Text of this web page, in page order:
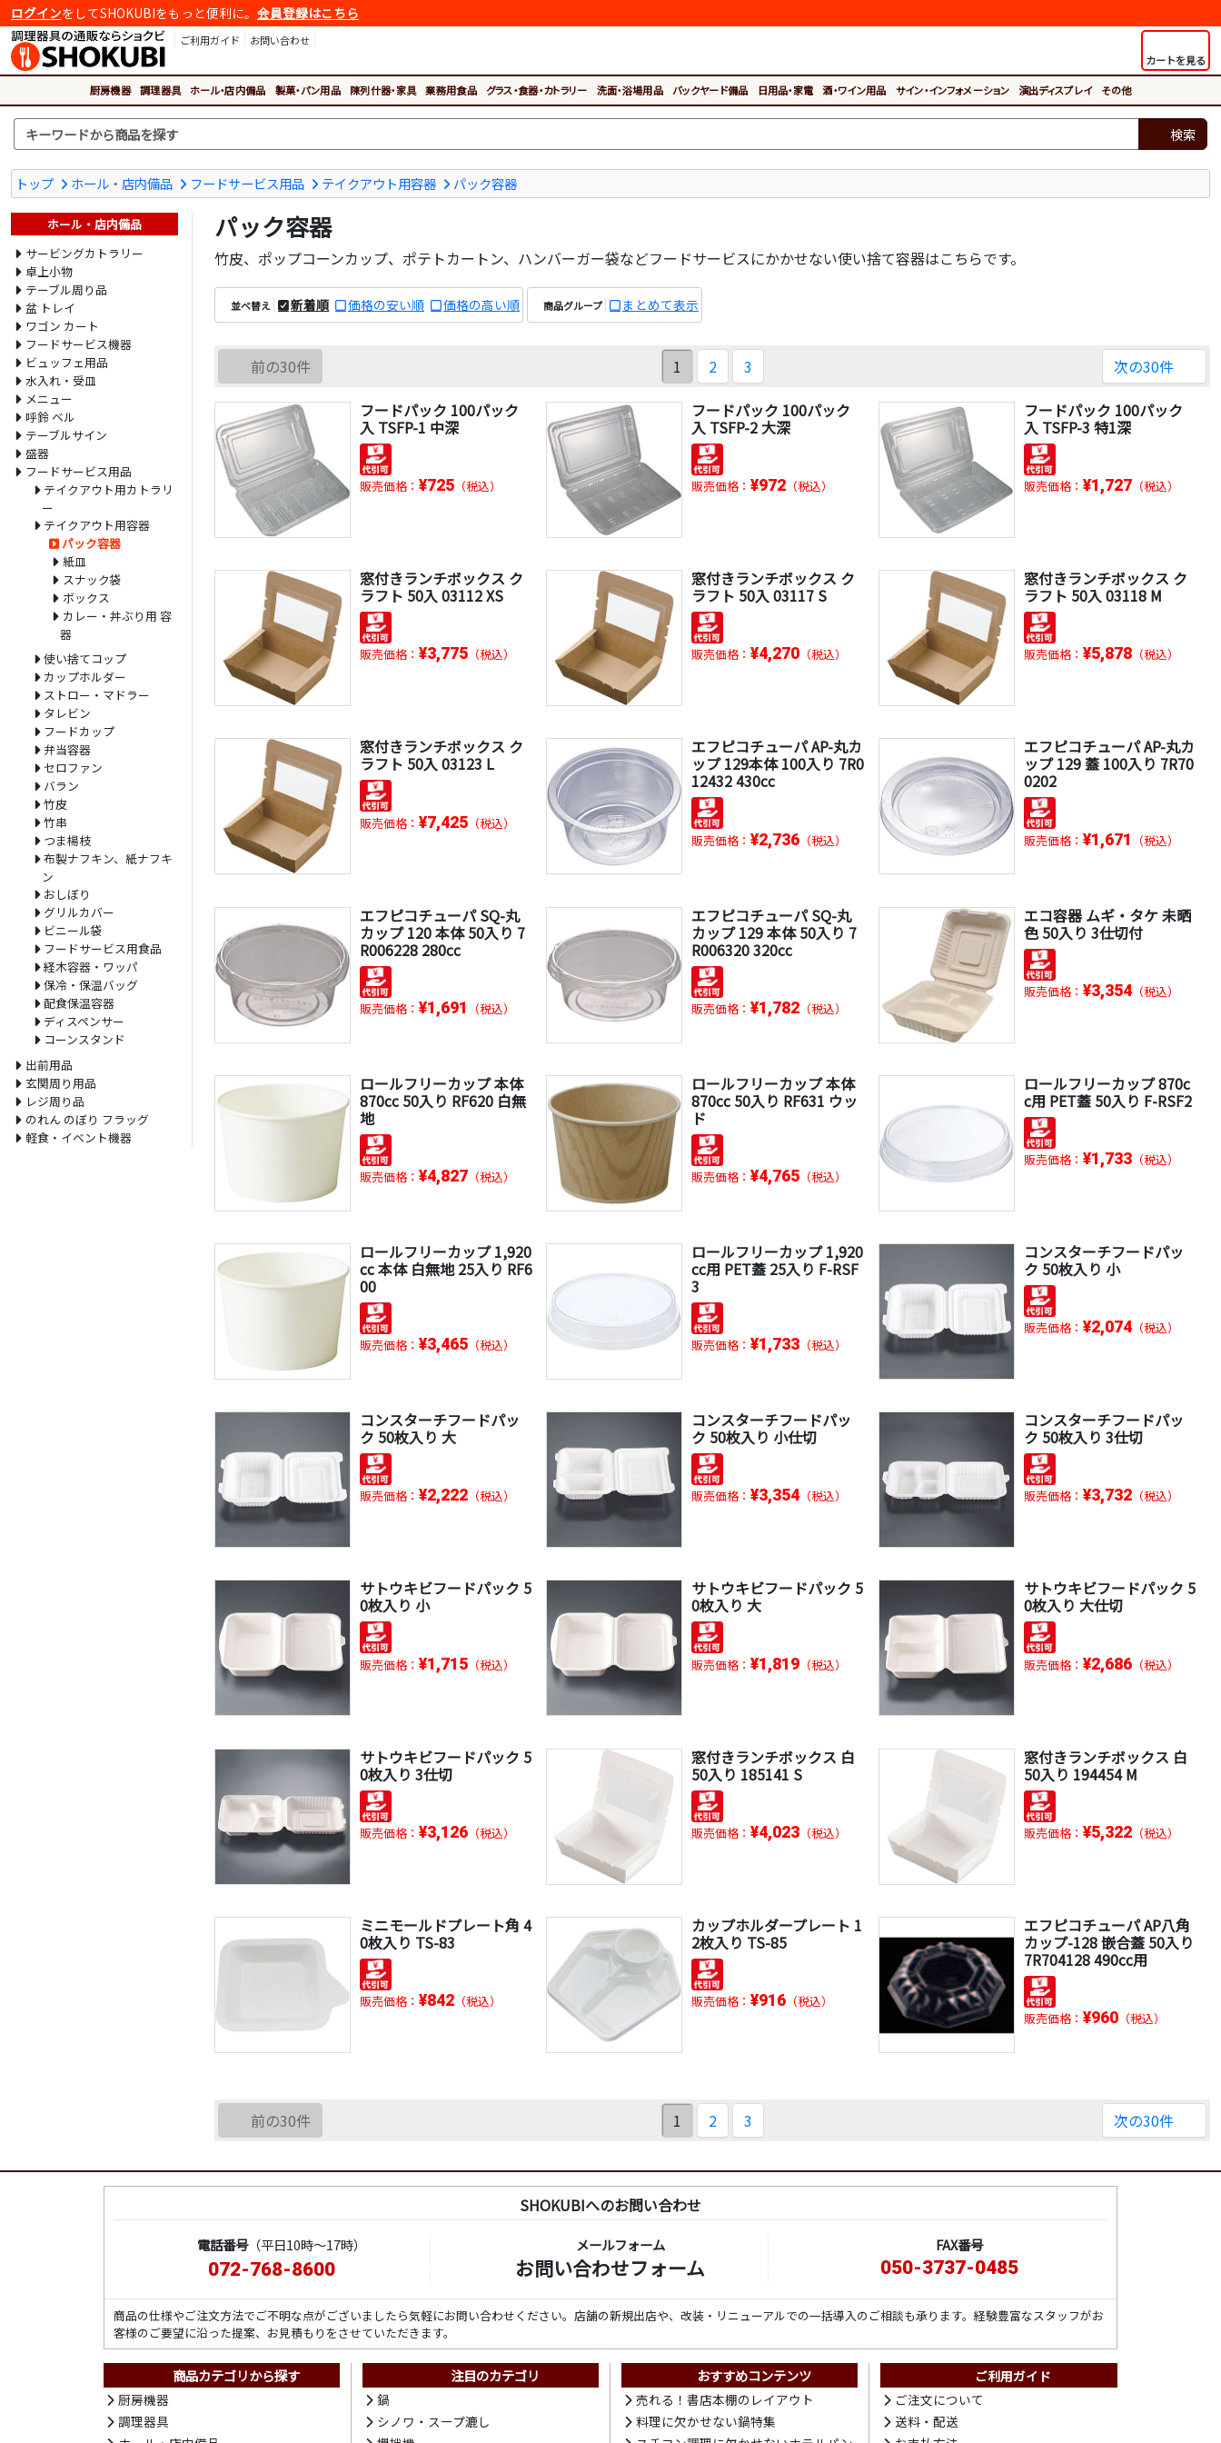
ログインをしてSHOKUBIをもっと便利に。 会員登録はこちら
ご利用ガイド
お問い合わせ
カートを見る
厨房機器 調理器具 ホール・店内備品 製菓・パン用品 陳列什器・家具 業務用食品 グラス・食器・カトラリー 洗面・浴場用品 バックヤード備品 日用品・家電 酒・ワイン用品 サイン・インフォメーション 演出ディスプレイ その他
検索
トップ ホール・店内備品 フードサービス用品 テイクアウト用容器 パック容器
パック容器
竹皮、ポップコーンカップ、ポテトカートン、ハンバーガー袋などフードサービスにかかせない使い捨て容器はこちらです。
並べ替え 新着順 価格の安い順 価格の高い順 商品グループ まとめて表示
前の30件 1 2 3
次の30件
フードパック 100パック
入 TSFP-1 中深
販売価格： ¥725 （税込）
フードパック 100パック
入 TSFP-2 大深
販売価格：¥972 （税込）
フードパック 100パック
入 TSFP-3 特1深
販売価格： ¥1,727（税込）
窓付きランチボックス ク
ラフト 50入 03112 XS
販売価格： ¥3,775 （税込）
窓付きランチボックス ク
ラフト 50入 03117 S
販売価格：¥4,270 （税込）
窓付きランチボックス ク
ラフト 50入 03118 M
販売価格： ¥5,878（税込）
窓付きランチボックス ク
ラフト 50入 03123 L
販売価格： ¥7,425 （税込）
エフピコチューパ AP-丸カ
ップ 129本体 100入り 7R0
12432 430cc
販売価格：¥2,736 （税込）
エフピコチューパ AP-丸カ
ップ 129 蓋 100入り 7R70
0202
販売価格： ¥1,671 （税込）
エフピコチューパ SQ-丸
カップ 120 本体 50入り 7
R006228 280cc
販売価格： ¥1,691 （税込）
エフピコチューパ SQ-丸
カップ 129 本体 50入り 7
R006320 320cc
販売価格：¥1,782 （税込）
エコ容器 ムギ・タケ 未晒
色 50入り 3仕切付
販売価格： ¥3,354（税込）
ロールフリーカップ 本体
870cc 50入り RF620 白無
地
販売価格： ¥4,827 （税込）
ロールフリーカップ 本体
870cc 50入り RF631 ウッ
ド
販売価格：¥4,765 （税込）
ロールフリーカップ 870c
c用 PET蓋 50入り F-RSF2
販売価格： ¥1,733（税込）
ロールフリーカップ 1,920
cc 本体 白無地 25入り RF6
00
販売価格： ¥3,465 （税込）
ロールフリーカップ 1,920
cc用 PET蓋 25入り F-RSF
3
販売価格：¥1,733 （税込）
コンスターチフードパッ
ク 50枚入り 小
販売価格： ¥2,074（税込）
コンスターチフードパッ
ク 50枚入り 大
販売価格： ¥2,222 （税込）
コンスターチフードパッ
ク 50枚入り 小仕切
販売価格：¥3,354 （税込）
コンスターチフードパッ
ク 50枚入り 3仕切
販売価格： ¥3,732（税込）
サトウキビフードパック 5
0枚入り 小
販売価格： ¥1,715 （税込）
サトウキビフードパック 5
0枚入り 大
販売価格：¥1,819 （税込）
サトウキビフードパック 5
0枚入り 大仕切
販売価格： ¥2,686（税込）
サトウキビフードパック 5
0枚入り 3仕切
販売価格： ¥3,126 （税込）
窓付きランチボックス 白
50入り 185141 S
販売価格：¥4,023 （税込）
窓付きランチボックス 白
50入り 194454 M
販売価格： ¥5,322（税込）
ミニモールドプレート角 4
0枚入り TS-83
販売価格： ¥842 （税込）
カップホルダープレート 1
2枚入り TS-85
販売価格：¥916 （税込）
エフピコチューパ AP八角
カップ-128 嵌合蓋 50入り
7R704128 490cc用
販売価格： ¥960（税込）
前の30件 1 2 3 次の30件
ホール・店内備品
サービングカトラリー
卓上小物
テーブル周り品
盆 トレイ
ワゴン カート
フードサービス機器
ビュッフェ用品
水入れ・受皿
メニュー
呼鈴 ベル
テーブルサイン
盛器
フードサービス用品
テイクアウト用カトラリ
ー
テイクアウト用容器
パック容器
紙皿
スナック袋
ボックス
カレー・丼ぶり用 容
器
使い捨てコップ
カップホルダー
ストロー・マドラー
タレビン
フードカップ
弁当容器
セロファン
バラン
竹皮
竹串
つま楊枝
布製ナフキン、紙ナフキ
ン
おしぼり
グリルカバー
ビニール袋
フードサービス用食品
経木容器・ワッパ
保冷・保温バッグ
配食保温容器
ディスペンサー
コーンスタンド
出前用品
玄関周り用品
レジ周り品
のれん のぼり フラッグ
軽食・イベント機器
SHOKUBIへのお問い合わせ
電話番号（平日10時～17時）
072-768-8600
メールフォーム
お問い合わせフォーム
FAX番号
050-3737-0485
商品の仕様やご注文方法でご不明な点がございましたら気軽にお問い合わせください。店舗の新規出店や、改装・リニューアルでの一括導入のご相談も承ります。経験豊富なスタッフがお
客様のご要望に沿った提案、お見積もりをさせていただきます。
商品カテゴリから探す
厨房機器
調理器具
注目のカテゴリ
鍋
シノワ・スープ漉し
おすすめコンテンツ
売れる！書店本棚のレイアウト
料理に欠かせない鍋特集
ご利用ガイド
ご注文について
送料・配送